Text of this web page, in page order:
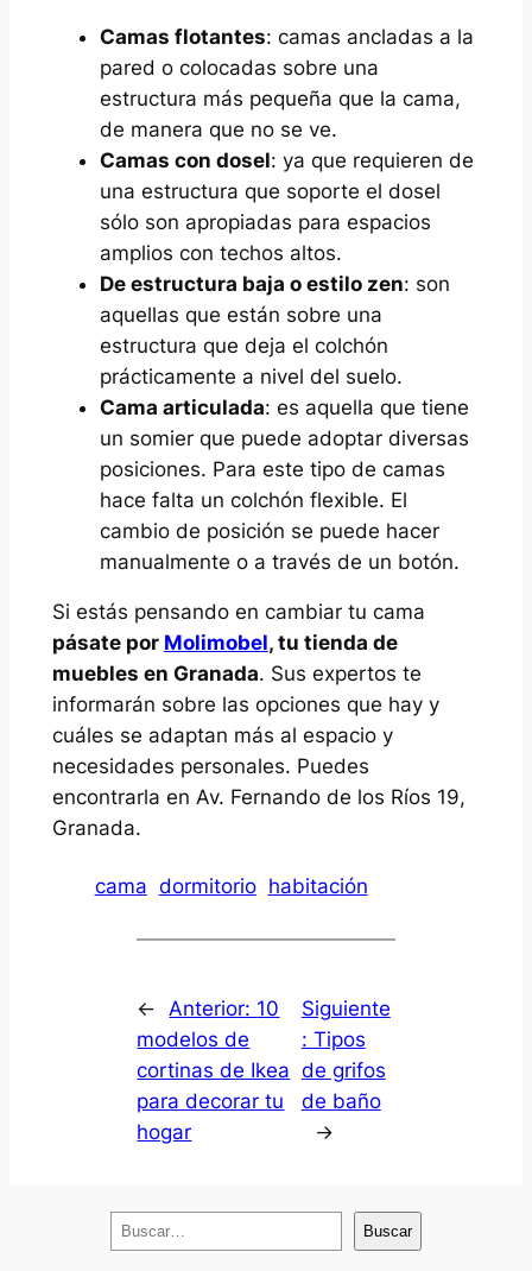
Camas flotantes: camas ancladas a la
pared o colocadas sobre una
estructura más pequeña que la cama,
de manera que no se ve.
Camas con dosel: ya que requieren de
una estructura que soporte el dosel
sólo son apropiadas para espacios
amplios con techos altos.
De estructura baja o estilo zen: son
aquellas que están sobre una
estructura que deja el colchón
prácticamente a nivel del suelo.
Cama articulada: es aquella que tiene
un somier que puede adoptar diversas
posiciones. Para este tipo de camas
hace falta un colchón flexible. El
cambio de posición se puede hacer
manualmente o a través de un botón.
Si estás pensando en cambiar tu cama
pásate por Molimobel, tu tienda de
muebles en Granada. Sus expertos te
informarán sobre las opciones que hay y
cuáles se adaptan más al espacio y
necesidades personales. Puedes
encontrarla en Av. Fernando de los Ríos 19,
Granada.
cama dormitorio habitación
← Anterior: 10
modelos de
cortinas de Ikea
para decorar tu
hogar
Siguiente
: Tipos
de grifos
de baño
→
u
Buscar